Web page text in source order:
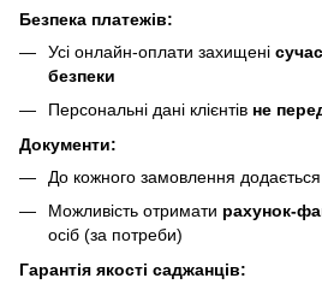
Безпека платежів:
Усі онлайн-оплати захищені
безпеки
Персональні дані клієнтів не
Документи:
До кожного замовлення додається
Можливість отримати рахунок-
осіб (за потреби)
Гарантія якості саджанців: